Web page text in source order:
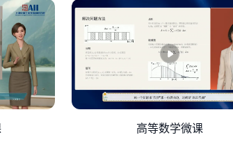
只需要回答三个问题，请大家跟着我一起
类内容，我会对什么越来越了解？又会对
观察自己，就已夺回部分控制权。
“数字生活觉察者”AI助手，它会陪你反思数
到的自己？
据可以描绘画像，但不能定义价值； 真正
不被算法裹挟，独立思考； 做主动的学习者
高等数学微课